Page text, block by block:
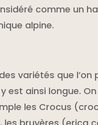
comme un
alpine.
variétés que l’on
est ainsi longue.
les Crocus